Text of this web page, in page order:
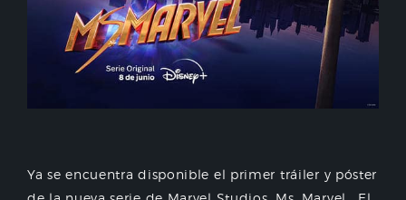
Ya se encuentra disponible el primer tráiler y póster